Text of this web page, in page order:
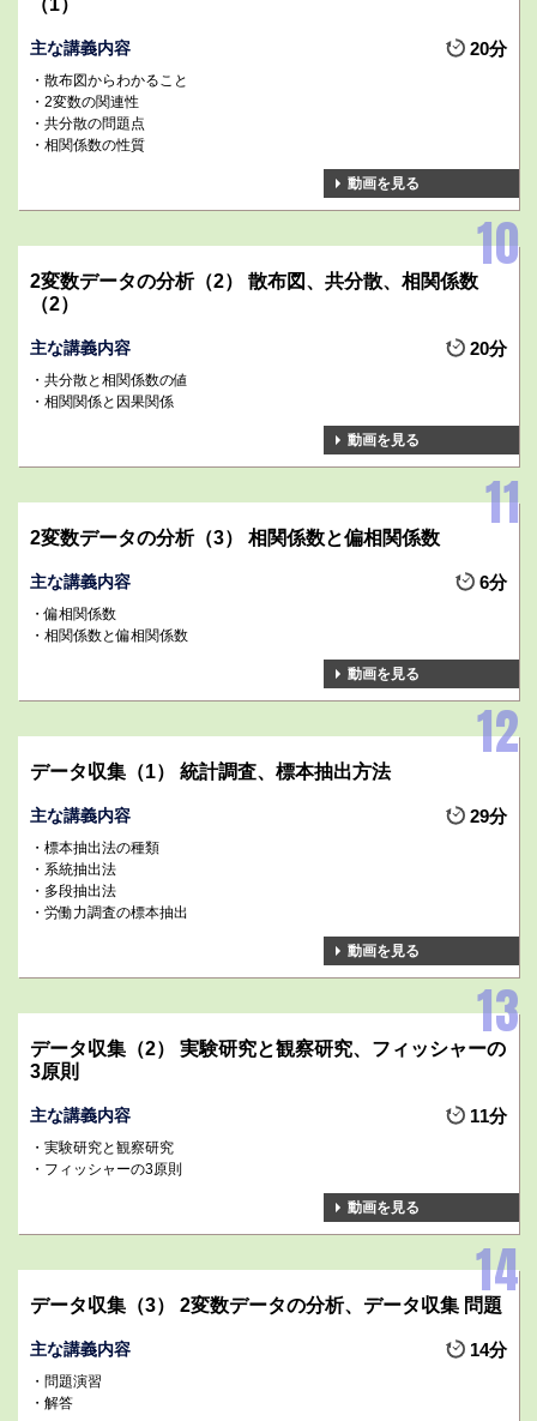
（1）
主な講義内容 20分
散布図からわかること
2変数の関連性
共分散の問題点
相関係数の性質
動画を見る
2変数データの分析（2） 散布図、共分散、相関係数
（2）
主な講義内容 20分
共分散と相関係数の値
相関関係と因果関係
動画を見る
2変数データの分析（3） 相関係数と偏相関係数
主な講義内容 6分
偏相関係数
相関係数と偏相関係数
動画を見る
データ収集（1） 統計調査、標本抽出方法
主な講義内容 29分
標本抽出法の種類
系統抽出法
多段抽出法
労働力調査の標本抽出
動画を見る
データ収集（2） 実験研究と観察研究、フィッシャーの
3原則
主な講義内容 11分
実験研究と観察研究
フィッシャーの3原則
動画を見る
データ収集（3） 2変数データの分析、データ収集 問題
主な講義内容 14分
問題演習
解答